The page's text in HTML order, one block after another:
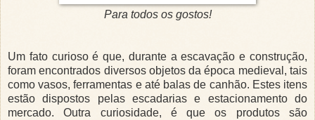
Para todos os gostos!
Um fato curioso é que, durante a escavação e construção,
foram encontrados diversos objetos da época medieval, tais
como vasos, ferramentas e até balas de canhão. Estes itens
estão dispostos pelas escadarias e estacionamento do
mercado. Outra curiosidade, é que os produtos são